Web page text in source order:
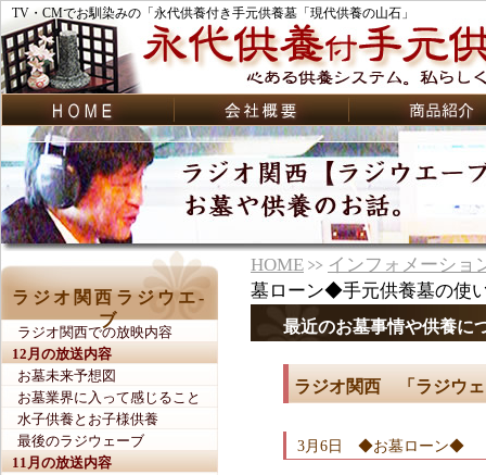
TV・CMでお馴染みの「永代供養付き手元供養墓「現代供養の山石」
ラジオ関西ラジウエ-
ブ
ラジオ関西での放映内容
12月の放送内容
お墓未来予想図
お墓業界に入って感じること
水子供養とお子様供養
最後のラジウェーブ
11月の放送内容
HOME
インフォメーショ
墓ローン◆手元供養墓の使
最近のお墓事情や供養に
ラジオ関西 「ラジウ
3月6日 ◆お墓ローン◆